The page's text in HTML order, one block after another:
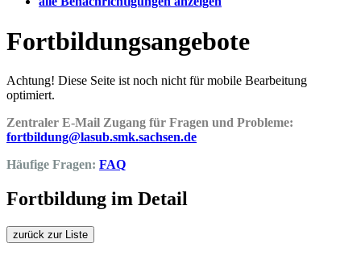
Fortbildungsangebote
Achtung! Diese Seite ist noch nicht für mobile Bearbeitung
optimiert.
Zentraler E-Mail Zugang für Fragen und Probleme:
fortbildung@lasub.smk.sachsen.de
Häufige Fragen: FAQ
Fortbildung im Detail
zurück zur Liste